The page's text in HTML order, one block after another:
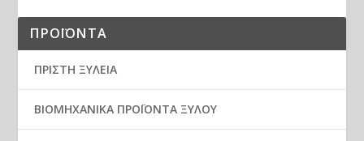
ΠΡΟΪΟΝΤΑ
ΠΡΙΣΤΗ ΞΥΛΕΙΑ
ΒΙΟΜΗΧΑΝΙΚΑ ΠΡΟΪΟΝΤΑ ΞΥΛΟΥ